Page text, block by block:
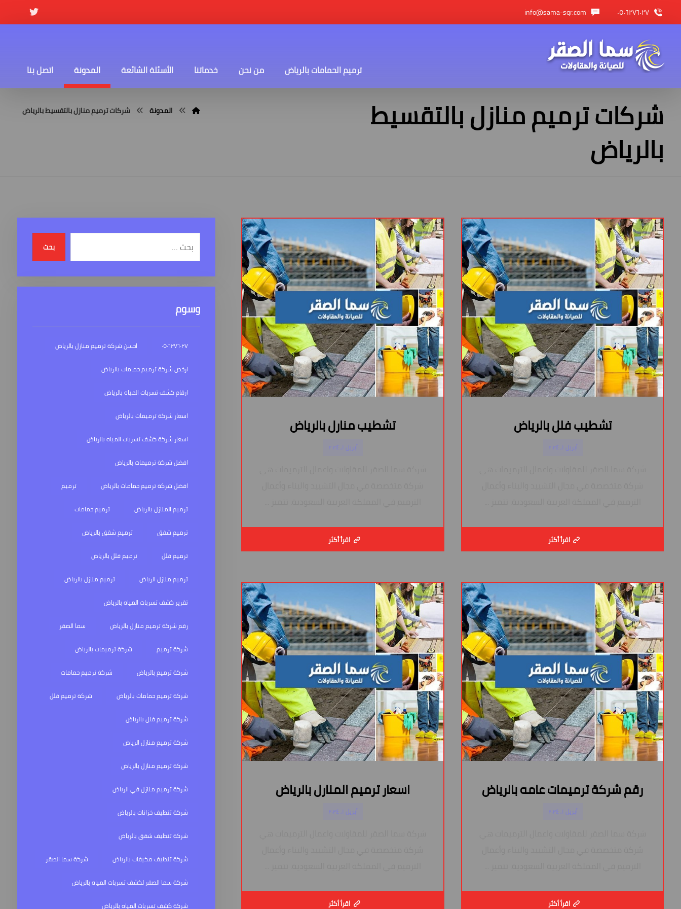
٠٥٠٦٢٧٦٠٢٧ info@sama-sqr.com
ترميم الحمامات بالرياض من نحن خدماتنا الأسئلة الشائعة المدونة اتصل بنا
شركات ترميم منازل بالتقسيط
بالرياض
المدونة شركات ترميم منازل بالتقسيط بالرياض
تشطيب فلل بالرياض
أبريل ١, ٢٠٢٤
اقرأ أكثر
تشطيب منارل بالرياض
أبريل ١, ٢٠٢٤
اقرأ أكثر
رقم شركة ترميمات عامه بالرياض
أبريل ١, ٢٠٢٤
اقرأ أكثر
اسعار ترميم المنارل بالرياض
أبريل ١, ٢٠٢٤
اقرأ أكثر
بحث
وسوم
٠٥٠٦٢٧٦٠٢٧
احسن شركة ترميم منازل بالرياض
ارخص شركة ترميم حمامات بالرياض
ارقام كشف تسربات المياه بالرياض
اسعار شركة ترميمات بالرياض
اسعار شركة كشف تسربات المياه بالرياض
افضل شركة ترميمات بالرياض
افضل شركة ترميم حمامات بالرياض
ترميم
ترميم المنازل بالرياض
ترميم حمامات
ترميم شقق
ترميم شقق بالرياض
ترميم فلل
ترميم فلل بالرياض
ترميم منازل الرياض
ترميم منازل بالرياض
تقرير كشف تسربات المياه بالرياض
رقم شركة ترميم منازل بالرياض
سما الصقر
شركة ترميم
شركة ترميمات بالرياض
شركة ترميم بالرياض
شركة ترميم حمامات
شركة ترميم حمامات بالرياض
شركة ترميم فلل
شركة ترميم فلل بالرياض
شركة ترميم منازل الرياض
شركة ترميم منازل بالرياض
شركة ترميم منازل في الرياض
شركة تنظيف خزانات بالرياض
شركة تنظيف شقق بالرياض
شركة تنظيف مكيفات بالرياض
شركة سما الصقر
شركة سما الصقر لكشف تسربات المياه بالرياض
شركة كشف تسربات المياه بالرياض